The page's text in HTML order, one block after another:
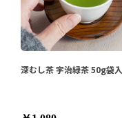
深むし茶 宇治緑茶 50g袋入